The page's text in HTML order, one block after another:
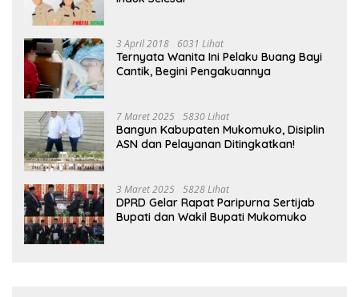
3 April 2018 6031 Lihat
Ternyata Wanita Ini Pelaku Buang Bayi
Cantik, Begini Pengakuannya
7 Maret 2025 5830 Lihat
Bangun Kabupaten Mukomuko, Disiplin
ASN dan Pelayanan Ditingkatkan!
3 Maret 2025 5828 Lihat
DPRD Gelar Rapat Paripurna Sertijab
Bupati dan Wakil Bupati Mukomuko